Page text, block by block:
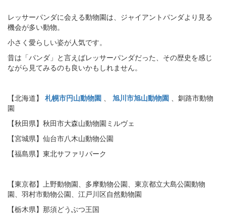
レッサーパンダに会える動物園は、ジャイアントパンダより見る
機会が多い動物。
小さく愛らしい姿が人気です。
昔は「パンダ」と言えばレッサーパンダだった、その歴史を感じ
ながら見てみるのも良いかもしれません。
【北海道】 札幌市円山動物園 旭川市旭山動物園
、釧路市動物
園
【秋田県】秋田市大森山動物園ミルヴェ
【宮城県】仙台市八木山動物公園
【福島県】東北サファリパーク
【東京都】上野動物園、多摩動物公園、東京都立大島公園動物
園、羽村市動物公園、江戸川区自然動物園
【栃木県】那須どうぶつ王国